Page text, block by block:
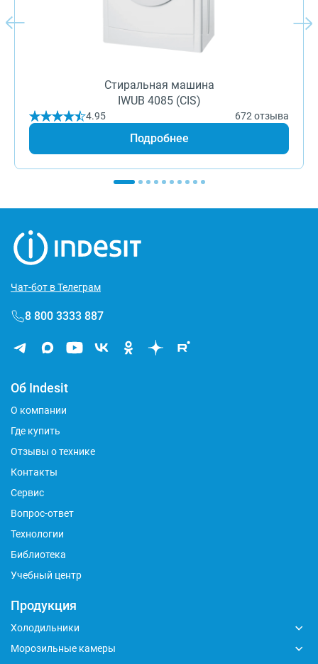
Стиральная машина
IWUB 4085 (CIS)
4.95 672 отзыва
Подробнее
Чат-бот в Телеграм
8 800 3333 887
Об Indesit
О компании
Где купить
Отзывы о технике
Контакты
Сервис
Вопрос-ответ
Технологии
Библиотека
Учебный центр
Продукция
Холодильники
Морозильные камеры